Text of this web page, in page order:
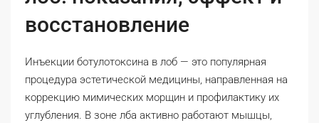
восстановление
Инъекции ботулотоксина в лоб — это популярная
процедура эстетической медицины, направленная на
коррекцию мимических морщин и профилактику их
углубления. В зоне лба активно работают мышцы,